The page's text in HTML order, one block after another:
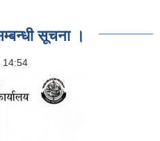
सूचना ।
14:54